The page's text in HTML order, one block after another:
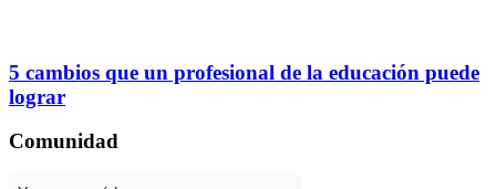
5 cambios que un profesional de la educación puede
lograr
Comunidad